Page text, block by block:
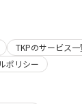
TKPのサービス一
ポリシー